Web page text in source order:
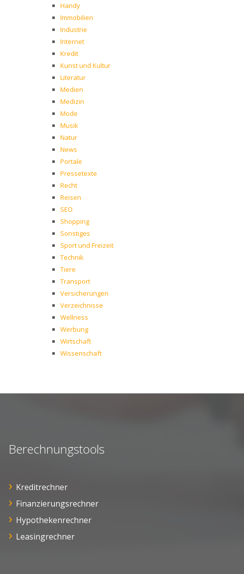
Handy
Immobilien
Industrie
Internet
Kredit
Kunst und Kultur
Literatur
Medien
Medizin
Mode
Musik
Natur
News
Portale
Pressetexte
Recht
Reisen
SEO
Shopping
Sonstiges
Sport und Freizeit
Technik
Tiere
Transport
Versicherungen
Verzeichnisse
Wellness
Werbung
Wirtschaft
Wissenschaft
Berechnungstools
Kreditrechner
Finanzierungsrechner
Hypothekenrechner
Leasingrechner